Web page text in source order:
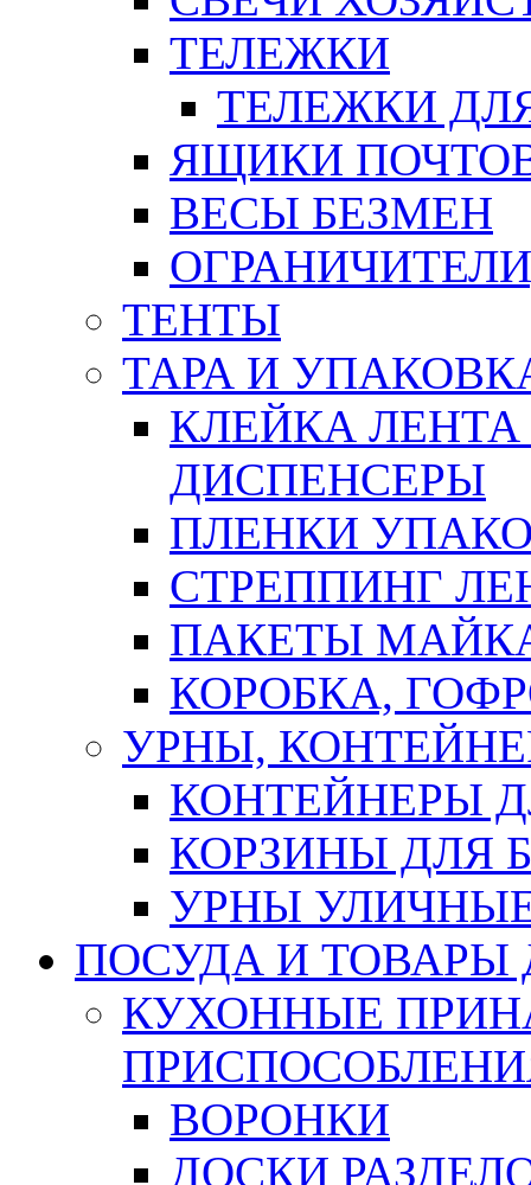
ТЕЛЕЖКИ
ТЕЛЕЖКИ
ЯЩИКИ
ВЕСЫ БЕЗМЕН
ТЕНТЫ
ТАРА И
КЛЕЙКА
ДИСПЕНСЕРЫ
ПЛЕНКИ
СТРЕППИНГ
ПАКЕТЫ
КОРОБКА,
УРНЫ,
КОНТЕЙНЕРЫ
КОРЗИНЫ ДЛЯ
УРНЫ
ПОСУДА И ТОВАРЫ
КУХОННЫЕ
ВОРОНКИ
ДОСКИ